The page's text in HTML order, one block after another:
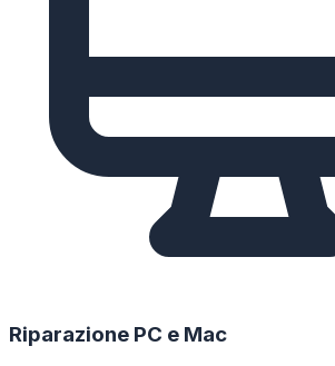
Riparazione PC e Mac